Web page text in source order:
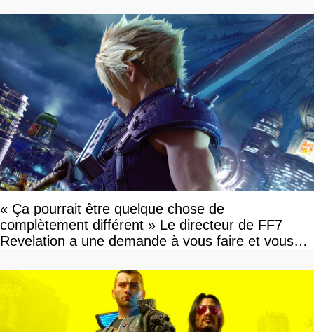
« Ça pourrait être quelque chose de
complètement différent » Le directeur de FF7
Revelation a une demande à vous faire et vous